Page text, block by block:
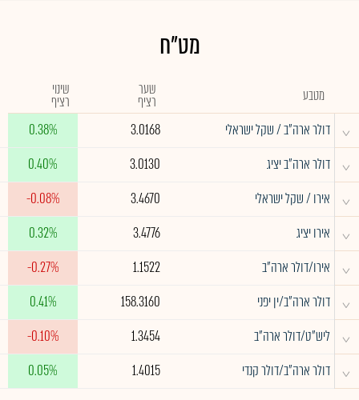
מט"ח
מטבע שער
רציף
שינוי
רציף
^ דולר ארה"ב / שקל ישראלי 3.0168
0.38%
^ דולר ארה"ב יציג 3.0130
0.40%
^ אירו / שקל ישראלי 3.4670
-0.08%
^ אירו יציג 3.4776
0.32%
^ אירו/דולר ארה"ב 1.1522
-0.27%
^ דולר ארה"ב/ין יפני 158.3160
0.41%
^ ליש"ט/דולר ארה"ב 1.3454
-0.10%
^ דולר ארה"ב/דולר קנדי 1.4015
0.05%